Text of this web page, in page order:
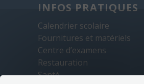
INFOS PRATIQUES
Calendrier scolaire
Fournitures et matériels
Centre d’examens
Restauration
Santé